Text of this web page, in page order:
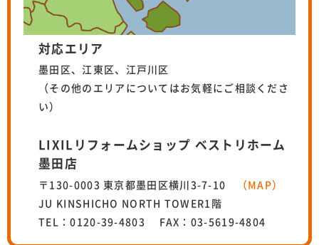
対応エリア
墨田区、江東区、江戸川区
（その他のエリアについてはお気軽にご相談くださ
い）
LIXILリフォームショップ ベストリホーム
墨田店
〒130-0003 東京都墨田区横川3-7-10
（MAP）
JU KINSHICHO NORTH TOWER1階
TEL：0120-39-4803 FAX：03-5619-4804